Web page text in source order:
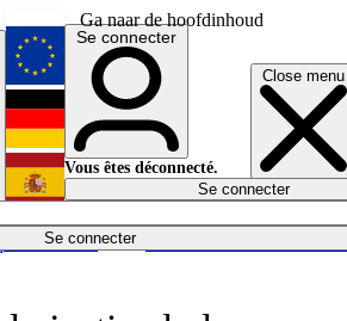
Ga naar de hoofdinhoud
Close menu
Se connecter
Économie
English
Deutsch
Español
Se connecter
Vous êtes déconnecté.
Se connecter